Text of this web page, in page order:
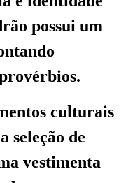
possui um
culturais
seleção de
vestimenta